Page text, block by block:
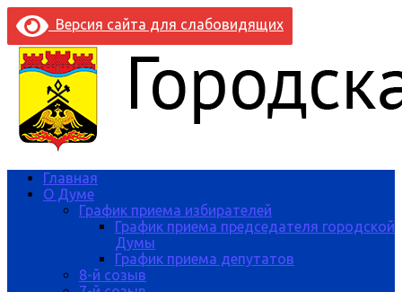
Версия сайта для слабовидящих
Главная
О Думе
График приема избирателей
График приема председателя городской
Думы
График приема депутатов
8-й созыв